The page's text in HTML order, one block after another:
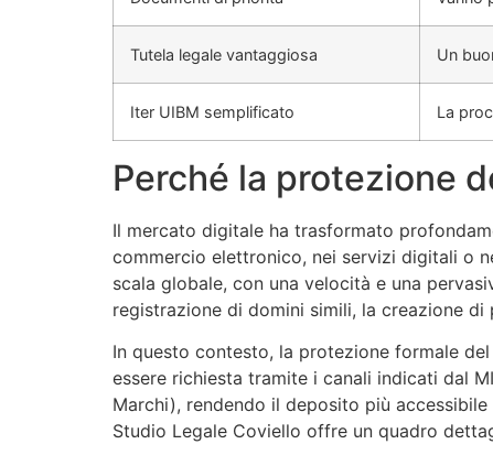
Tutela legale vantaggiosa Un
Iter UIBM semplificato La
Perché la protezione
Il mercato digitale ha trasformato
commercio elettronico, nei servizi digitali o
scala globale, con una velocità e una
registrazione di domini simili, la creazione
In questo contesto, la protezione formale
essere richiesta tramite i canali indicati dal
Marchi), rendendo il deposito più
Studio Legale Coviello offre un quadro